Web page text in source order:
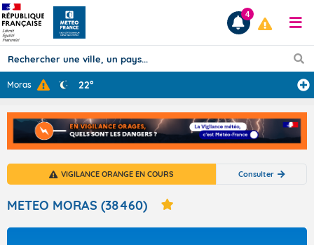
Prévisions
TOUS LES RÉSULTATS
Articles
4
Moras 22°
VIGILANCE ORANGE EN COURS Consulter
METEO MORAS (38460)